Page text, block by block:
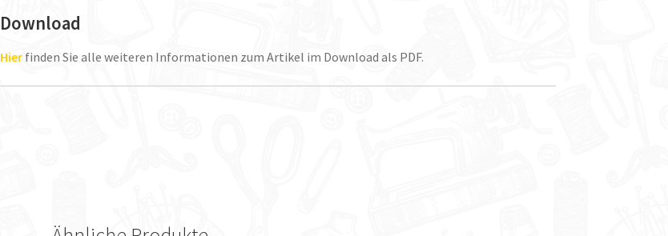
Download
Hier finden Sie alle weiteren Informationen zum Artikel im Download als PDF.